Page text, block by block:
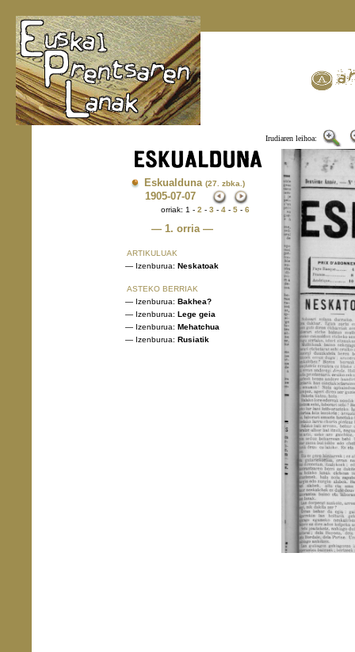
Irudiaren leihoa:
Eskualduna (27. zbka.)
1905-07-07
orriak: 1 - 2 - 3 - 4 - 5 - 6
— 1. orria —
ARTIKULUAK
— Izenburua: Neskatoak
ASTEKO BERRIAK
— Izenburua: Bakhea?
— Izenburua: Lege geia
— Izenburua: Mehatchua
— Izenburua: Rusiatik